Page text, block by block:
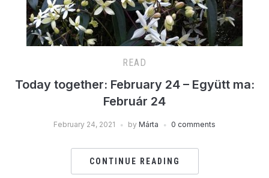
READ
Today together: February 24 – Együtt ma:
Február 24
February 24, 2021 by Márta 0 comments
CONTINUE READING